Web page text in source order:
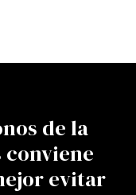
de la
evitar